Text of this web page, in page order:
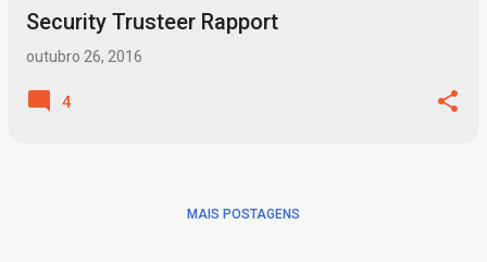
Security Trusteer Rapport
outubro 26, 2016
4
MAIS POSTAGENS